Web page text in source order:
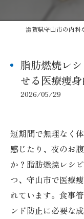
脂肪燃焼レ
せる医療痩
2026/05/29
短期間で無理なく
感じたり、夜のお
か？脂肪燃焼レシ
つ、守山市で医療
れています。食事
ンド防止に必要な